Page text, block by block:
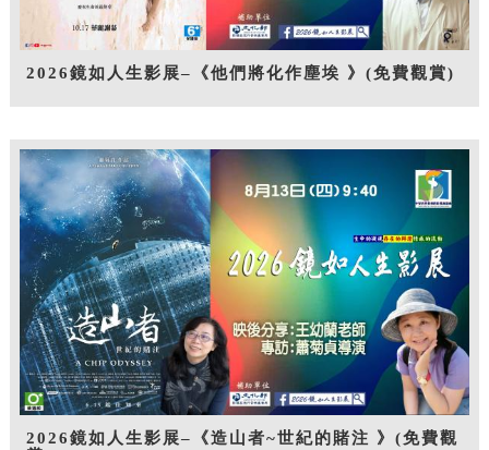
2026鏡如人生影展–《他們將化作塵埃 》(免費觀賞)
2026鏡如人生影展–《造山者~世紀的賭注 》(免費觀